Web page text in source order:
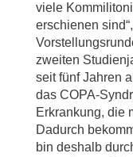
viele
erschienen
zweiten
seit fünf Jahren
das COPA-
Erkrankung, die
Dadurch
bin deshalb